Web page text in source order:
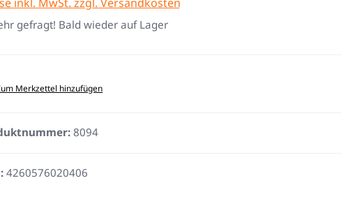
gefragt! Bald wieder auf Lager
Merkzettel hinzufügen
8094
4260576020406